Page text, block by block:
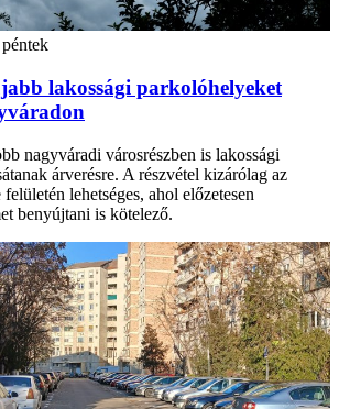
lakossági parkolóhelyeket
nagyváradi városrészben is lakossági
árverésre. A részvétel kizárólag az
lehetséges, ahol előzetesen
benyújtani is kötelező.